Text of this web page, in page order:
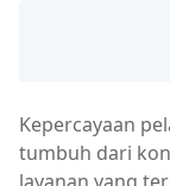
Kepercayaan
tumbuh dari